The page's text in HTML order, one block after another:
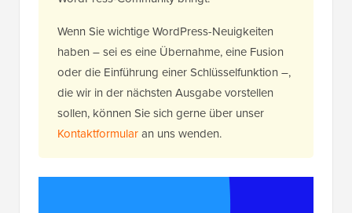
Wenn Sie wichtige WordPress-Neuigkeiten
haben – sei es eine Übernahme, eine Fusion
oder die Einführung einer Schlüsselfunktion –,
die wir in der nächsten Ausgabe vorstellen
sollen, können Sie sich gerne über unser
Kontaktformularan uns wenden.